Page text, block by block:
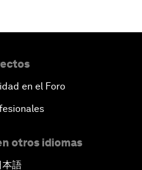
en el Foro
otros idiomas
本語